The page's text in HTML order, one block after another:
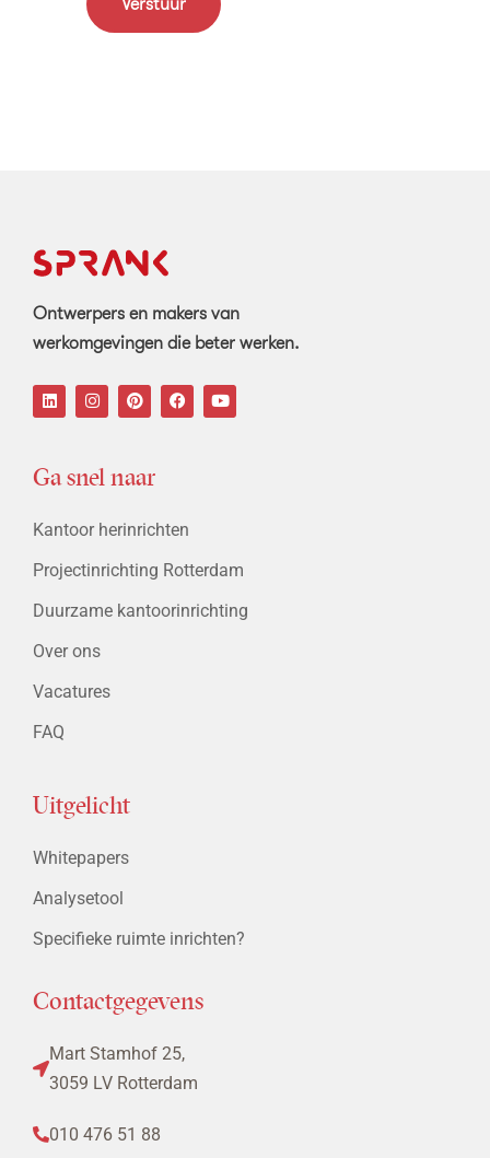
Verstuur
Ontwerpers en makers van
werkomgevingen die beter werken.
Ga snel naar
Kantoor herinrichten
Projectinrichting Rotterdam
Duurzame kantoorinrichting
Over ons
Vacatures
FAQ
Uitgelicht
Whitepapers
Analysetool
Specifieke ruimte inrichten?
Contactgegevens
Mart Stamhof 25,
3059 LV Rotterdam
010 476 51 88